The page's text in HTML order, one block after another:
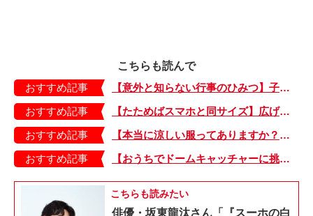
こちらも読んで
おすすめ記事
【意外と知らない行事のひみつ】子どもにはどう伝える？「お盆」って何だろう？
おすすめ記事
【たためばスマホと同サイズ】広げるとビビッドでジューシーな柄が目を引くコンパクトな「扇子」
おすすめ記事
【本当に涼しい服ってありますか？】夏素材の代表「リネン」で夏らしいおしゃれを♪「ワンピース」「パンツ」「スカート」「シャツ」の気になるアイテムはコレ！
おすすめ記事
【おうちでドームキャッチャーに挑戦だ】アンパンマン わくわくドームキャッチャー
こちらも読みたい
俳優・坂東龍汰さん「『スーホの白